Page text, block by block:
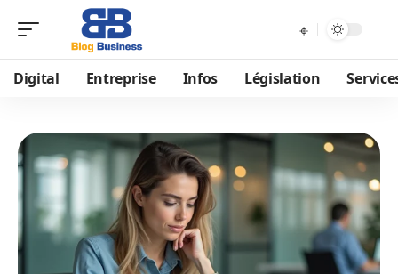
Digital Entreprise Infos Législation